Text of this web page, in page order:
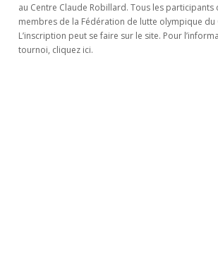
au Centre Claude Robillard. Tous les participants
membres de la Fédération de lutte olympique du
L’inscription peut se faire sur le site. Pour
tournoi, cliquez ici.